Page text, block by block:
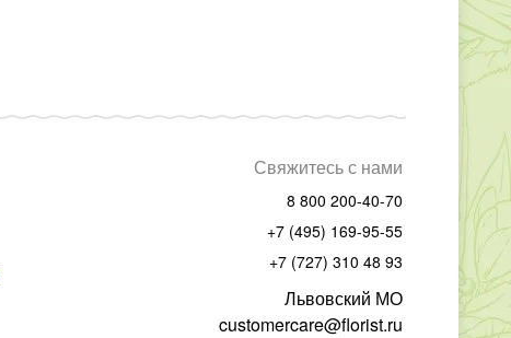
Свяжитесь с нами
8 800 200-40-70
+7 (495) 169-95-55
+7 (727) 310 48 93
Львовский МО
customercare@florist.ru